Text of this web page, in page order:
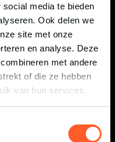
media te bieden
Ook delen we
site met onze
en analyse. Deze
met andere
of die ze hebben
van hun services.
rate
de
en de
Perma
nent